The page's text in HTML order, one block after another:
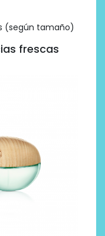
(según tamaño)
frescas